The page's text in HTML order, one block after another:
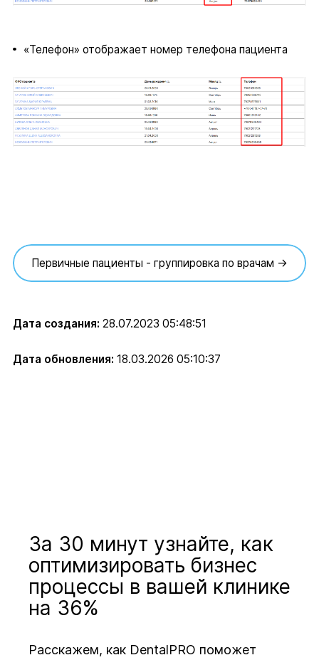
«Телефон» отображает номер телефона пациента
Первичные пациенты - группировка по врачам →
Дата создания: 28.07.2023 05:48:51
Дата обновления: 18.03.2026 05:10:37
За 30 минут узнайте, как
оптимизировать бизнес
процессы в вашей клинике
на 36%
Расскажем, как DentalPRO поможет